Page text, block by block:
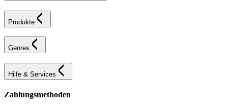
Produkte
Genres
Hilfe & Services
Zahlungsmethoden